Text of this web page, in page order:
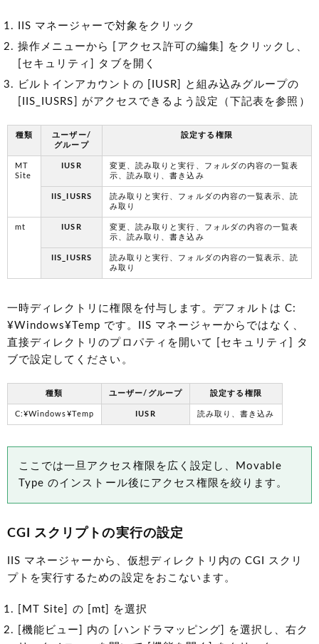
IIS マネージャーで対象をクリック
操作メニューから [アクセス許可の編集] をクリックし、
[セキュリティ] タブを開く
ビルトインアカウントの [IUSR] と組み込みグループの
[IIS_IUSRS] がアクセスできるよう設定（下記表を参照）
種類
ユーザー/
グループ
設定する権限
MT
Site
IUSR
変更、読み取りと実行、フォルダの内容の一覧表
示、読み取り、書き込み
IIS_IUSRS
読み取りと実行、フォルダの内容の一覧表示、読
み取り
mt IUSR
変更、読み取りと実行、フォルダの内容の一覧表
示、読み取り、書き込み
IIS_IUSRS
読み取りと実行、フォルダの内容の一覧表示、読
み取り
一時ディレクトリに権限を付与します。デフォルトは C:
¥Windows¥Temp です。IIS マネージャーからではなく、
直接ディレクトリのプロパティを開いて [セキュリティ] タ
ブで設定してください。
種類 ユーザー/グループ 設定する権限
C:¥Windows¥Temp IUSR 読み取り、書き込み
ここでは一旦アクセス権限を広く設定し、Movable
Type のインストール後にアクセス権限を絞ります。
CGI スクリプトの実行の設定
IIS マネージャーから、仮想ディレクトリ内の CGI スクリ
プトを実行するための設定をおこないます。
[MT Site] の [mt] を選択
[機能ビュー] 内の [ハンドラマッピング] を選択し、右ク